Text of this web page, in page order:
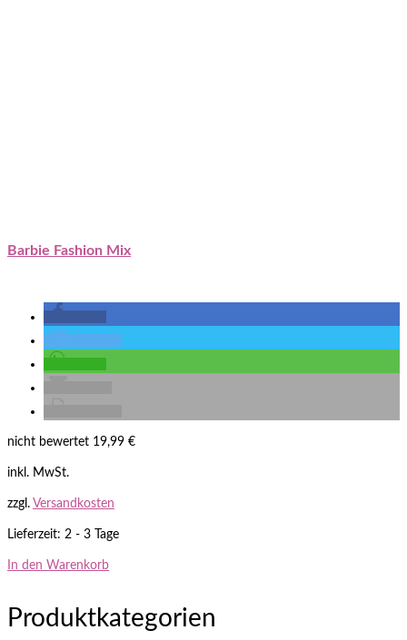
Barbie Fashion Mix
nicht bewertet 19,99 €
inkl. MwSt.
zzgl. Versandkosten
Lieferzeit: 2 - 3 Tage
In den Warenkorb
Produktkategorien